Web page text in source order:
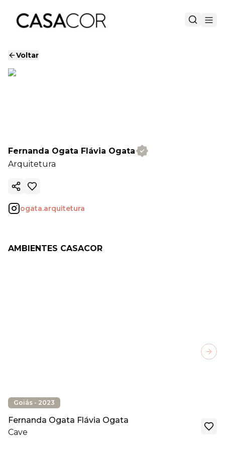
Voltar
Fernanda Ogata Flávia Ogata
Arquitetura
Copiar link
ogata.arquitetura
AMBIENTES CASACOR
Goiás - 2023
Fernanda Ogata Flávia Ogata
Cave